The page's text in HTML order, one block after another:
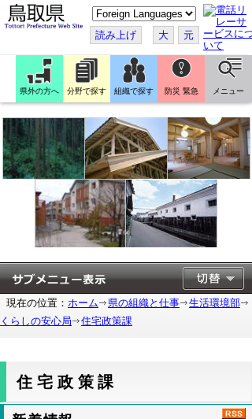
こ
の
ペ
ー
ジ
翻
訳
す
る
読み上げ 大 元
県外の方へ 分野で探す 組織で探す 防災 緊急 メニュー
現在の位置： ホーム 県の組織と仕事
生活環境部
くらしの安心局
住宅政策課
住宅政策課